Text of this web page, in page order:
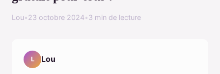
Lou•23 octobre 2024•3 min de lecture
L Lou